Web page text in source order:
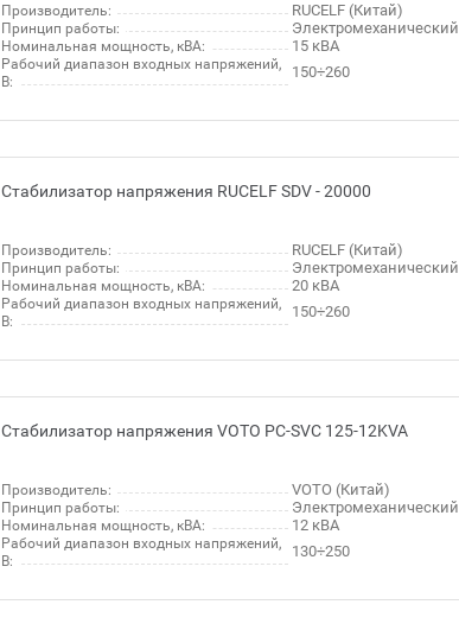
Производитель: RUCELF (Китай)
Принцип работы: Электромеханический
Номинальная мощность, кВА: 15 кВА
Рабочий диапазон входных напряжений,
В:
150÷260
Стабилизатор напряжения RUCELF SDV - 20000
Производитель: RUCELF (Китай)
Принцип работы: Электромеханический
Номинальная мощность, кВА: 20 кВА
Рабочий диапазон входных напряжений,
В:
150÷260
Стабилизатор напряжения VOTO PC-SVC 125-12KVA
Производитель: VOTO (Китай)
Принцип работы: Электромеханический
Номинальная мощность, кВА: 12 кВА
Рабочий диапазон входных напряжений,
В:
130÷250